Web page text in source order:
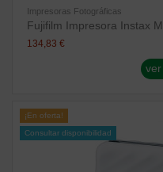
Impresoras Fotográficas
Fujifilm Impresora Instax
134,83 €
¡En oferta!
Consultar disponibilidad